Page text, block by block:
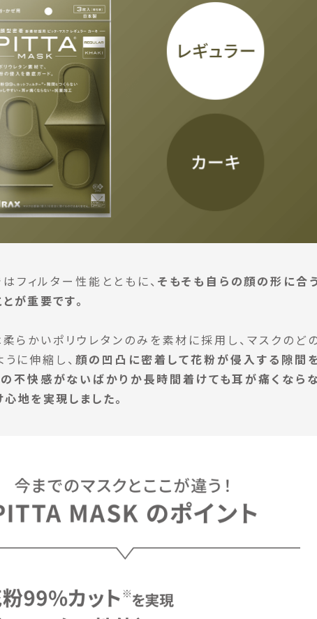
フィルター性能とともに、 そもそも自らの顔の形に合う
が重要です。
らかいポリウレタンのみを素材に採用し、マスクのど
に伸縮し、顔の凹凸に密着して花粉が侵入する隙間を
の不快感がないばかりか長時間着けても耳が痛くなら
地を実現しました。